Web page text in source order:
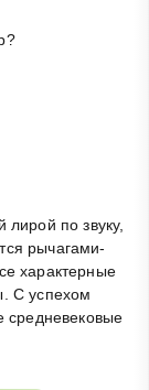
лирой по звуку,
рычагами-
характерные
С успехом
средневековые